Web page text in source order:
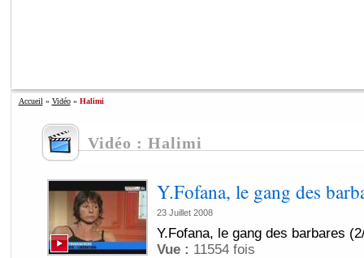
Accueil » Vidéo» Halimi
Vidéo : Halimi
Y.Fofana, le gang des
23 Juillet 2008
Y.Fofana, le gang des barbares
Vue : 11554 fois